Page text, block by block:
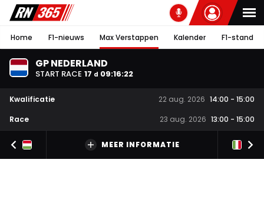
Home F1-nieuws Max Verstappen Kalender F1-stand
GP NEDERLAND
START RACE 17 d 09:16:21
Kwalificatie 22 aug. 2026 14:00 - 15:00
Race
23 aug. 2026 13:00 - 15:00
MEER INFORMATIE